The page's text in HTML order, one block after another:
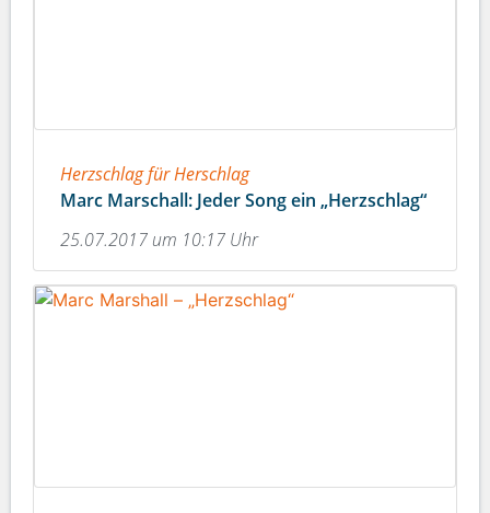
Herzschlag für Herschlag
Marc Marschall: Jeder Song ein „Herzschlag“
25.07.2017 um 10:17 Uhr